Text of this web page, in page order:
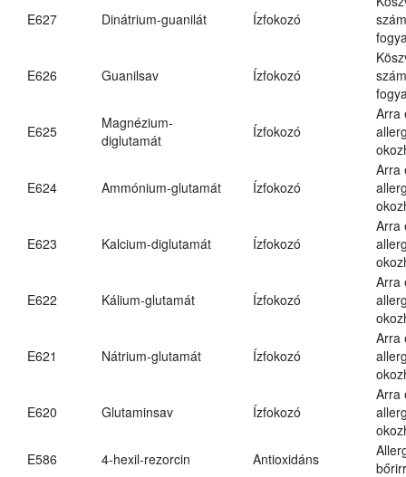
E627 Dinátrium-guanilát Ízfokozó
E626 Guanilsav Ízfokozó
E625
Magnézium-
diglutamát
Ízfokozó
Arra
E624 Ammónium-glutamát Ízfokozó
Arra
E623 Kalcium-diglutamát Ízfokozó
Arra
E622 Kálium-glutamát Ízfokozó
Arra
E621 Nátrium-glutamát Ízfokozó
Arra
E620 Glutaminsav Ízfokozó
Arra
E586
4-hexil-rezorcin Antioxidáns